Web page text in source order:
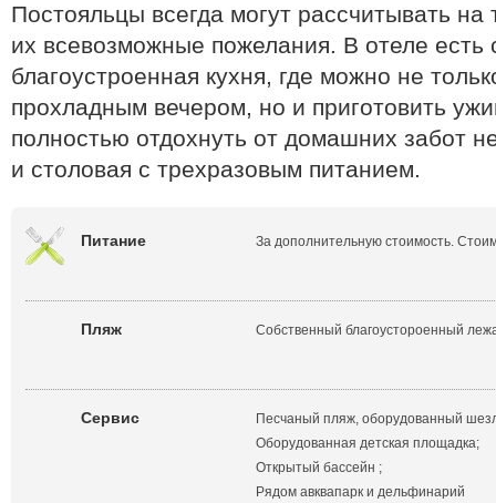
Постояльцы всегда могут рассчитывать на
их всевозможные пожелания. В отеле есть
благоустроенная кухня, где можно не
прохладным вечером, но и приготовить
полностью отдохнуть от домашних забот
и столовая с трехразовым питанием.
Питание За дополнительную стоимость.
Пляж Собственный благоустороенный
Сервис
Песчаный пляж, оборудованный
Оборудованная детская площадка;
Открытый бассейн ;
Рядом авквапарк и дельфинарий